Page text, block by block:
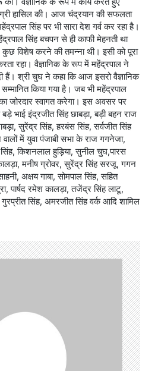
हासिल की। आज चंद्रयान की सफलता
सिंह पर भी सारा देश गर्व कर रहा है।
सिंह बचपन से ही काफी मेहनती था
विशेष करने की तमन्ना थी। इसी को पूरा
रहा। वैज्ञानिक के रूप में महेंद्रपाल ने
हैं। श्री चुघ ने कहा कि आज इसरो वैज्ञानिक
किया गया है। जब भी महेंद्रपाल
जोरदार स्वागत करेगा। इस अवसर पर
भाई इंद्रजीत सिंह छाबड़ा, बड़ी बहन राज
सुरेंद्र सिंह, हरबंस सिंह, सर्वजीत सिंह
में युवा पंजाबी सभा के राज गगनेजा,
किशनलाल हुड़िया, सुनील चुघ,पारस
मनीष ग्रोवर, सुरेंद्र सिंह सरजू, गगन
अक्षय गाबा, सोमपाल सिंह, सहित
पार्षद रमेश कालड़ा, तजेंद्र सिंह लाटू,
सिंह, अमरजीत सिंह वर्क आदि शामिल